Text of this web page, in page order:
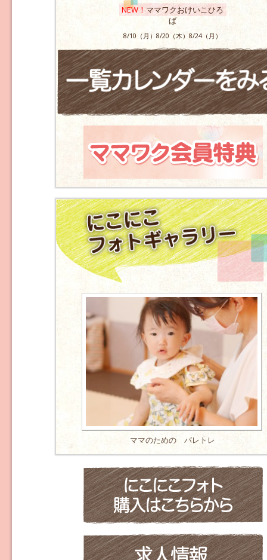
NEW！ママワクおけいこひろ
ば
8/10（月）8/20（木）8/24（月）
ママのための バレトレ